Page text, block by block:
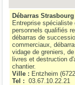
Débarras Strasbourg
Entreprise spécialiste
personnels qualifiés
débarras de
commerciaux,
vidage de greniers,
livres et destruction
chantier.
Ville : Entzheim(
Tel :
03.67.10.22.21